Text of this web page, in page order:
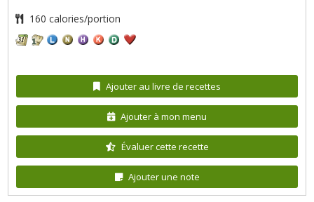
160 calories/portion
Ajouter au livre de recettes
Ajouter à mon menu
Évaluer cette recette
Ajouter une note